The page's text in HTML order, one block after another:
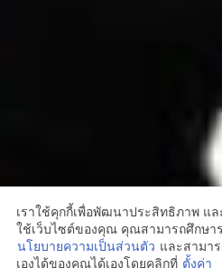
เราใช้คุกกี้เพื่อพัฒนาประสิทธิภาพ แ
ใช้เว็บไซต์ของคุณ คุณสามารถศึกษา
นโยบายความเป็นส่วนตัว และสามา
เองได้ของคุณได้เองโดยคลิกที่ ตั้งค่า